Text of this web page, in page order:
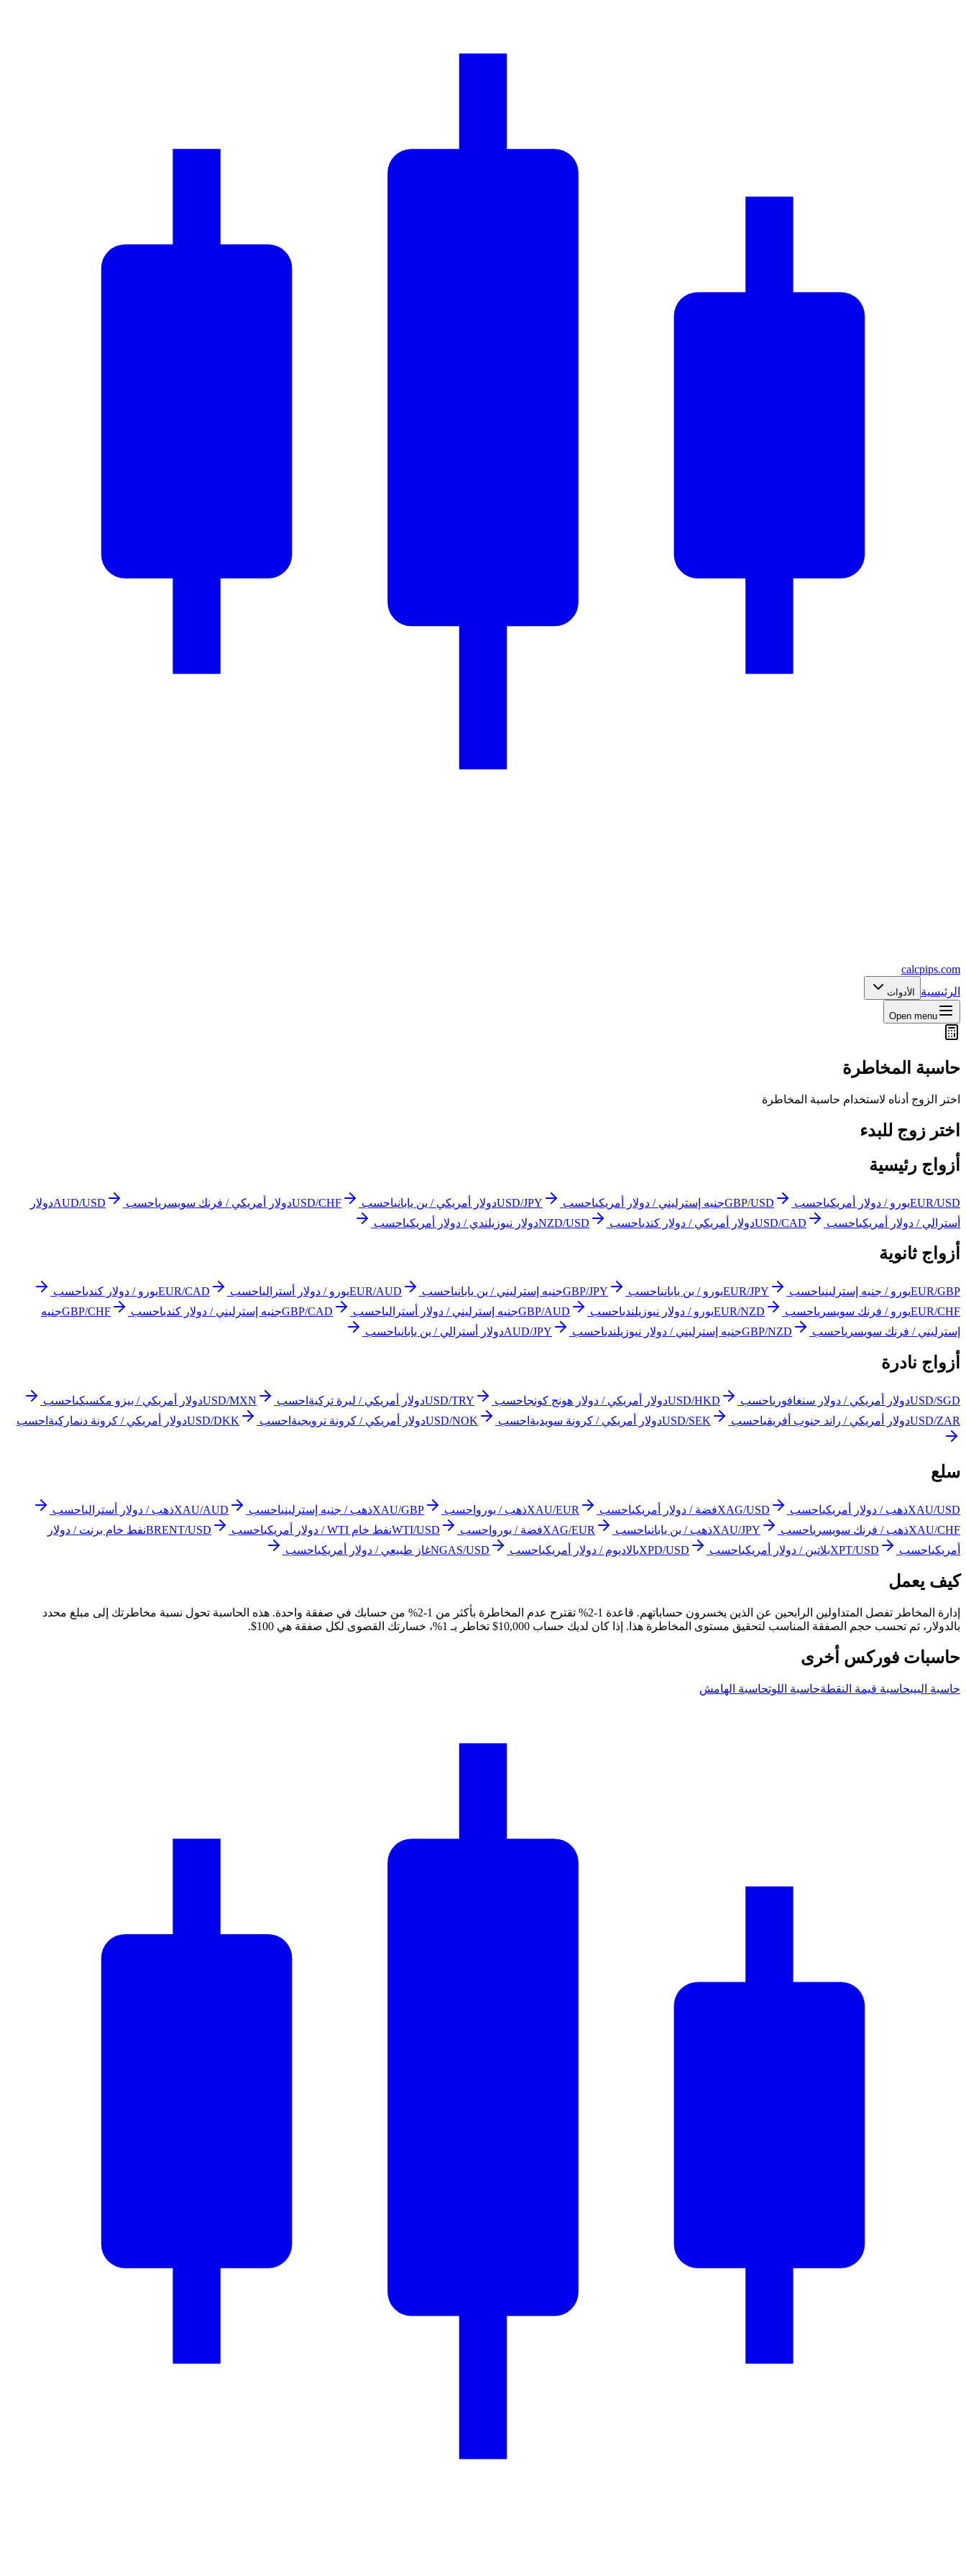
calcpips.com
الرئيسية
الأدوات
Open menu
حاسبة المخاطرة
اختر الزوج أدناه لاستخدام حاسبة المخاطرة
اختر زوج للبدء
أزواج رئيسية
EUR/USDيورو / دولار أمريكياحسب GBP/USDجنيه إسترليني / دولار أمريكياحسب USD/JPYدولار أمريكي / ين يابانياحسب USD/CHFدولار أمريكي / فرنك سويسرياحسب AUD/USDدولار
أسترالي / دولار أمريكياحسب USD/CADدولار أمريكي / دولار كندياحسب NZD/USDدولار نيوزيلندي / دولار أمريكياحسب
أزواج ثانوية
EUR/GBPيورو / جنيه إسترلينياحسب EUR/JPYيورو / ين يابانياحسب GBP/JPYجنيه إسترليني / ين يابانياحسب EUR/AUDيورو / دولار أسترالياحسب EUR/CADيورو / دولار كندياحسب
EUR/CHFيورو / فرنك سويسرياحسب EUR/NZDيورو / دولار نيوزيلندياحسب GBP/AUDجنيه إسترليني / دولار أسترالياحسب GBP/CADجنيه إسترليني / دولار كندياحسب GBP/CHFجنيه
إسترليني / فرنك سويسرياحسب GBP/NZDجنيه إسترليني / دولار نيوزيلندياحسب AUD/JPYدولار أسترالي / ين يابانياحسب
أزواج نادرة
USD/SGDدولار أمريكي / دولار سنغافورياحسب USD/HKDدولار أمريكي / دولار هونج كونجاحسب USD/TRYدولار أمريكي / ليرة تركية احسب USD/MXNدولار أمريكي / بيزو مكسيكياحسب
USD/ZARدولار أمريكي / راند جنوب أفريقياحسب USD/SEKدولار أمريكي / كرونة سويدية احسب USD/NOKدولار أمريكي / كرونة نرويجية احسب USD/DKKدولار أمريكي / كرونة دنماركية احسب
سلع
XAU/USDذهب / دولار أمريكياحسب XAG/USDفضة / دولار أمريكياحسب XAU/EURذهب / يورو احسب XAU/GBPذهب / جنيه إسترلينياحسب XAU/AUDذهب / دولار أسترالياحسب
XAU/CHFذهب / فرنك سويسرياحسب XAU/JPYذهب / ين يابانياحسب XAG/EURفضة / يورو احسب WTI/USDنفط خام WTI / دولار أمريكي احسب BRENT/USDنفط خام برنت / دولار
أمريكياحسب XPT/USDبلاتين / دولار أمريكياحسب XPD/USDبالاديوم / دولار أمريكياحسب NGAS/USDغاز طبيعي / دولار أمريكياحسب
كيف يعمل
إدارة المخاطر تفصل المتداولين الرابحين عن الذين يخسرون حساباتهم. قاعدة 1-2% تقترح عدم المخاطرة بأكثر من 1-2% من حسابك في صفقة واحدة. هذه الحاسبة تحول نسبة مخاطرتك إلى مبلغ محدد
بالدولار، ثم تحسب حجم الصفقة المناسب لتحقيق مستوى المخاطرة هذا. إذا كان لديك حساب 10,000$ تخاطر بـ 1%، خسارتك القصوى لكل صفقة هي 100$.
حاسبات فوركس أخرى
حاسبة البيبحاسبة قيمة النقطةحاسبة اللوتحاسبة الهامش